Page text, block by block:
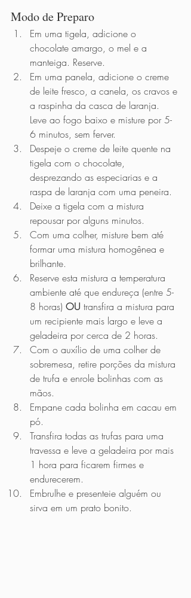
Modo de Preparo
Em uma tigela, adicione o
chocolate amargo, o mel e a
manteiga. Reserve.
Em uma panela, adicione o creme
de leite fresco, a canela, os cravos e
a raspinha da casca de laranja.
Leve ao fogo baixo e misture por 5-
6 minutos, sem ferver.
Despeje o creme de leite quente na
tigela com o chocolate,
desprezando as especiarias e a
raspa de laranja com uma peneira.
Deixe a tigela com a mistura
repousar por alguns minutos.
Com uma colher, misture bem até
formar uma mistura homogênea e
brilhante.
Reserve esta mistura a temperatura
ambiente até que endureça (entre 5-
8 horas) OU transfira a mistura para
um recipiente mais largo e leve a
geladeira por cerca de 2 horas.
Com o auxílio de uma colher de
sobremesa, retire porções da mistura
de trufa e enrole bolinhas com as
mãos.
Empane cada bolinha em cacau em
pó.
Transfira todas as trufas para uma
travessa e leve a geladeira por mais
1 hora para ficarem firmes e
endurecerem.
Embrulhe e presenteie alguém ou
sirva em um prato bonito.